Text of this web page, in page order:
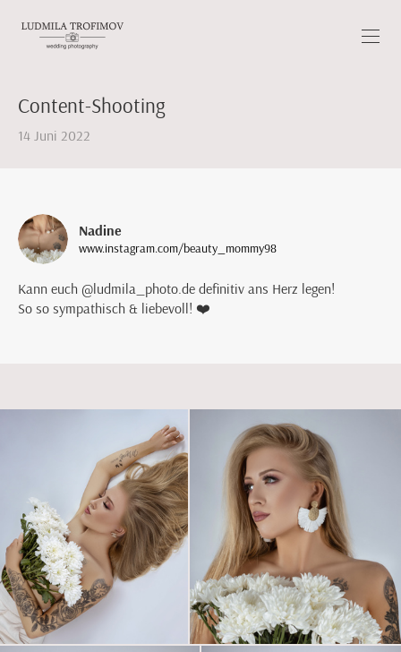
Content-Shooting
14 Juni 2022
Nadine
www.instagram.com/beauty_mommy98
Kann euch @ludmila_photo.de definitiv ans Herz legen!
So so sympathisch & liebevoll! ❤️